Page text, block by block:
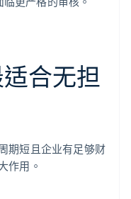
合无担
期短且企业有足够财
作用。